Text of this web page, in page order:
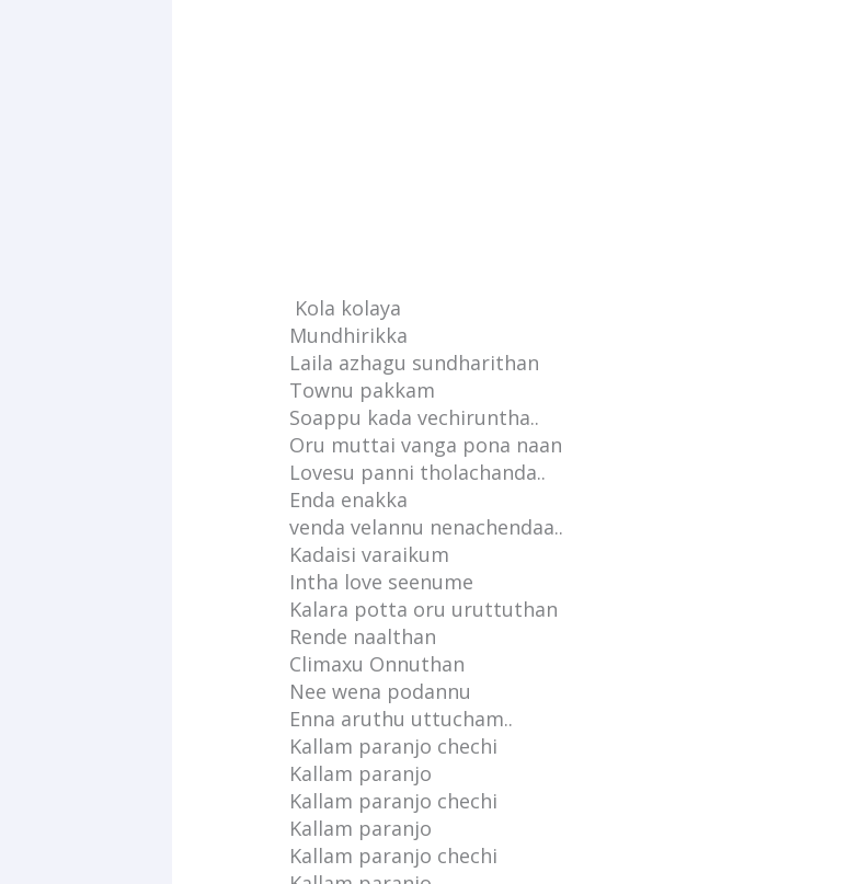
Kola kolaya
Mundhirikka
Laila azhagu sundharithan
Townu pakkam
Soappu kada vechiruntha..
Oru muttai vanga pona naan
Lovesu panni tholachanda..
Enda enakka
venda velannu nenachendaa..
Kadaisi varaikum
Intha love seenume
Kalara potta oru uruttuthan
Rende naalthan
Climaxu Onnuthan
Nee wena podannu
Enna aruthu uttucham..
Kallam paranjo chechi
Kallam paranjo
Kallam paranjo chechi
Kallam paranjo
Kallam paranjo chechi